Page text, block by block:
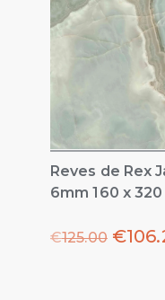
Reves de Rex
6mm 160 x 320
€125.00 €